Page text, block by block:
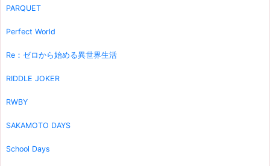
PARQUET
Perfect World
Re：ゼロから始める異世界生活
RIDDLE JOKER
RWBY
SAKAMOTO DAYS
School Days